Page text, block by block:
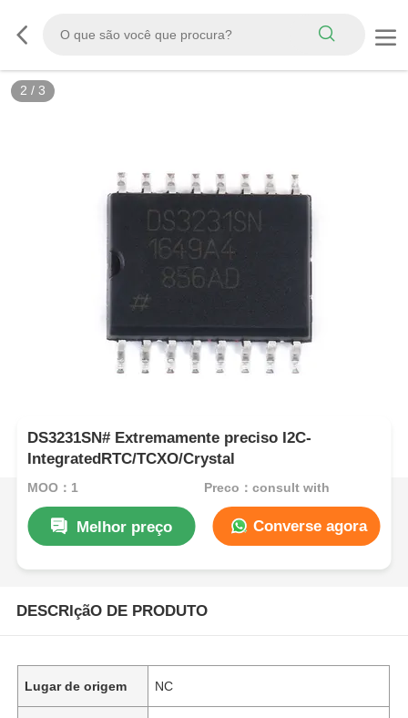
2 / 3
DS3231SN# Extremamente preciso I2C-
IntegratedRTC/TCXO/Crystal
MOQ：1 Preço：consult with
Melhor preço Converse agora
DESCRIçãO DE PRODUTO
Lugar de origem NC